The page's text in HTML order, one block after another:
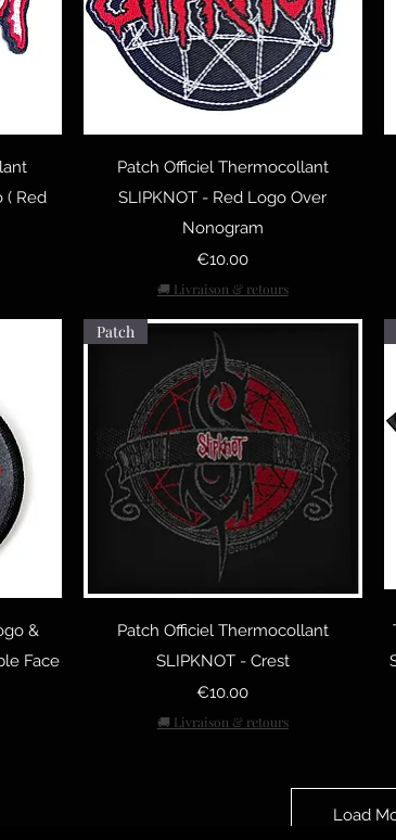
( Red
Quick View
Patch Officiel Thermocollant
SLIPKNOT - Red Logo Over
Nonogram
Price
€10.00
🚚 Livraison & retours
&
Face
Quick View
Patch
Patch Officiel Thermocollant
SLIPKNOT - Crest
Price
€10.00
🚚 Livraison & retours
Load